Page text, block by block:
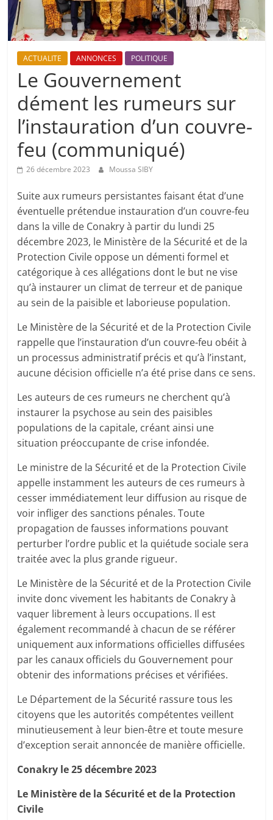
ACTUALITE ANNONCES POLITIQUE
Le Gouvernement
dément les rumeurs sur
l’instauration d’un couvre-
feu (communiqué)
26 décembre 2023 Moussa SIBY
Suite aux rumeurs persistantes faisant état d’une
éventuelle prétendue instauration d’un couvre-feu
dans la ville de Conakry à partir du lundi 25
décembre 2023, le Ministère de la Sécurité et de la
Protection Civile oppose un démenti formel et
catégorique à ces allégations dont le but ne vise
qu’à instaurer un climat de terreur et de panique
au sein de la paisible et laborieuse population.
Le Ministère de la Sécurité et de la Protection Civile
rappelle que l’instauration d’un couvre-feu obéit à
un processus administratif précis et qu’à l’instant,
aucune décision officielle n’a été prise dans ce sens.
Les auteurs de ces rumeurs ne cherchent qu’à
instaurer la psychose au sein des paisibles
populations de la capitale, créant ainsi une
situation préoccupante de crise infondée.
Le ministre de la Sécurité et de la Protection Civile
appelle instamment les auteurs de ces rumeurs à
cesser immédiatement leur diffusion au risque de
voir infliger des sanctions pénales. Toute
propagation de fausses informations pouvant
perturber l’ordre public et la quiétude sociale sera
traitée avec la plus grande rigueur.
Le Ministère de la Sécurité et de la Protection Civile
invite donc vivement les habitants de Conakry à
vaquer librement à leurs occupations. Il est
également recommandé à chacun de se référer
uniquement aux informations officielles diffusées
par les canaux officiels du Gouvernement pour
obtenir des informations précises et vérifiées.
Le Département de la Sécurité rassure tous les
citoyens que les autorités compétentes veillent
minutieusement à leur bien-être et toute mesure
d’exception serait annoncée de manière officielle.
Conakry le 25 décembre 2023
Le Ministère de la Sécurité et de la Protection
Civile